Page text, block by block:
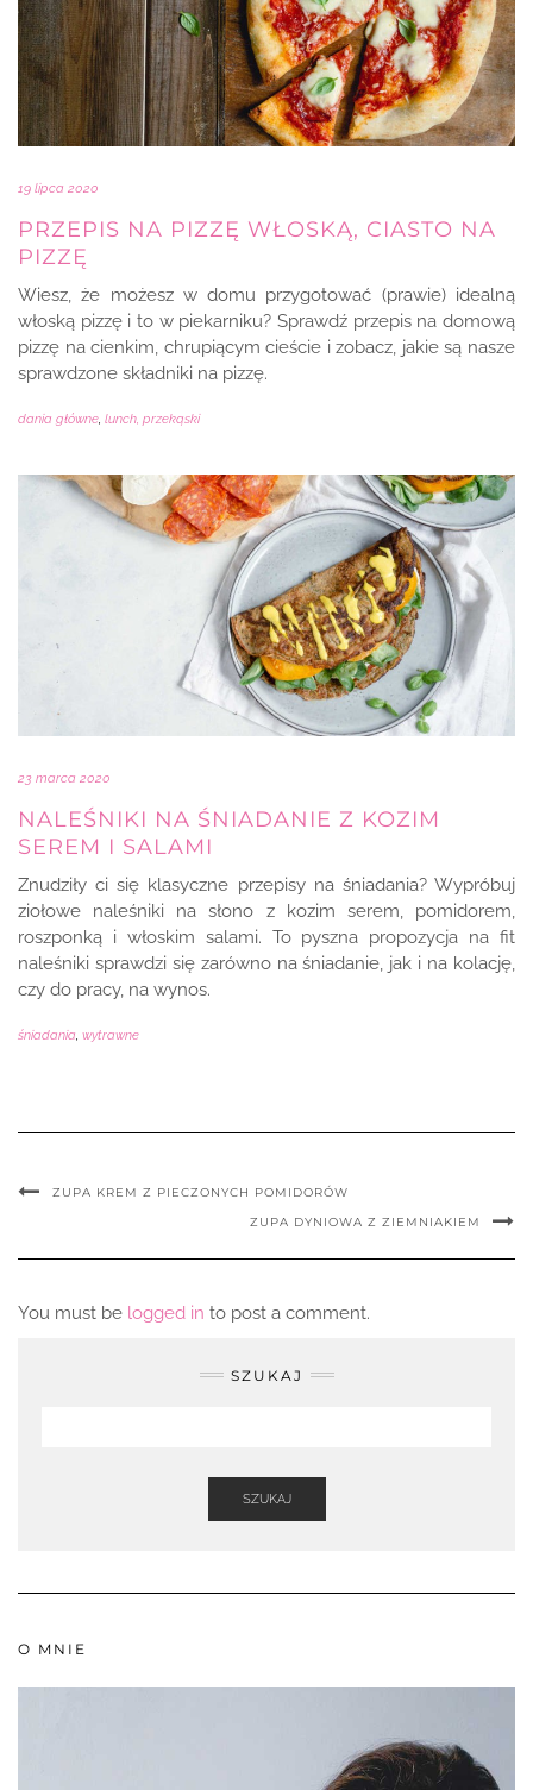
19 lipca 2020
PRZEPIS NA PIZZĘ WŁOSKĄ, CIASTO NA
PIZZĘ
Wiesz, że możesz w domu przygotować (prawie) idealną
włoską pizzę i to w piekarniku? Sprawdź przepis na domową
pizzę na cienkim, chrupiącym cieście i zobacz, jakie są nasze
sprawdzone składniki na pizzę.
dania główne lunch, przekąski
23 marca 2020
NALEŚNIKI NA ŚNIADANIE Z KOZIM
SEREM I SALAMI
Znudziły ci się klasyczne przepisy na śniadania? Wypróbuj
ziołowe naleśniki na słono z kozim serem, pomidorem,
roszponką i włoskim salami. To pyszna propozycja na fit
naleśniki sprawdzi się zarówno na śniadanie, jak i na kolację,
czy do pracy, na wynos.
śniadania wytrawne
ZUPA KREM Z PIECZONYCH POMIDORÓW
ZUPA DYNIOWA Z ZIEMNIAKIEM
You must be logged in to post a comment.
SZUKAJ
SZUKAJ
O MNIE